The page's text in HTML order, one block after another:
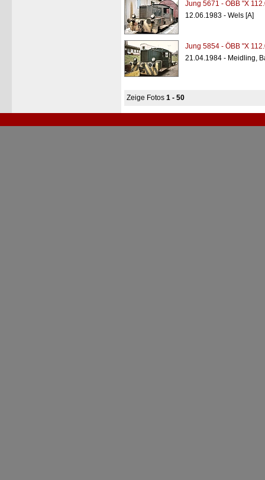
Jung 5671 - ÖBB "X
12.06.1983 - Wels [A]
Jung 5854 - ÖBB "X
21.04.1984 - Meidling,
Zeige Fotos 1 - 50